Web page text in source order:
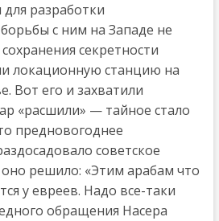
для разработки
с ним на Западе не
секретности
локационную станцию на
Вот его и захватили
«расшили» — тайное стало
предновогоднее
советское
решило: «Этим арабам что
у евреев. Надо все-таки
обращения Насера